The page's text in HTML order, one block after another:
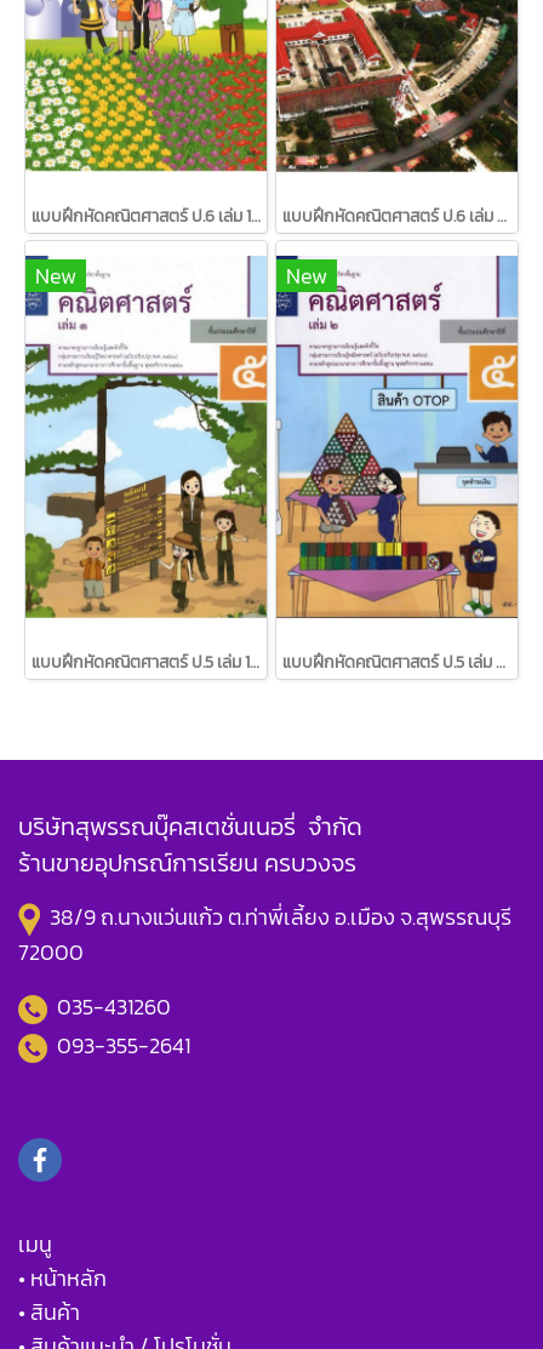
แบบฝึกหัดคณิตศาสตร์ ป.6 เล่ม 1 / สสวท. แบบฝึกหัดคณิตศาสตร์ ป.6 เล่ม 2 / สสวท.
New
แบบฝึกหัดคณิตศาสตร์ ป.5 เล่ม 1 / สสวท.
New
แบบฝึกหัดคณิตศาสตร์ ป.5 เล่ม 2 / สสวท.
บริษัทสุพรรณบุ๊คสเตชั่นเนอรี่ จำกัด
ร้านขายอุปกรณ์การเรียน ครบวงจร
38/9 ถ.นางแว่นแก้ว ต.ท่าพี่เลี้ยง อ.เมือง จ.สุพรรณบุรี
72000
035-431260
093-355-2641
เมนู
• หน้าหลัก
• สินค้า